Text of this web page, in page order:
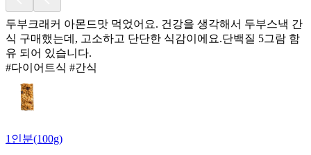
두부크래커 아몬드맛 먹었어요. 건강을 생각해서 두부스낵 간
식 구매했는데, 고소하고 단단한 식감이에요.단백질 5그람 함
유 되어 있습니다.
#다이어트식 #간식
1인분(100g)